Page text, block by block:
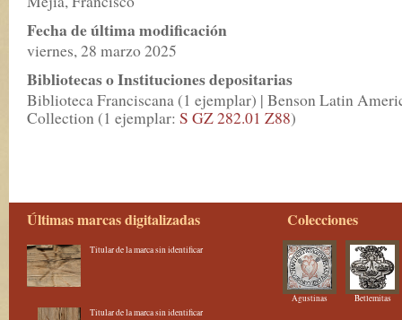
Fecha de última modificación
viernes, 28 marzo 2025
Bibliotecas o Instituciones depositarias
Biblioteca Franciscana (1 ejemplar) | Benson Latin
Collection (1 ejemplar: S GZ 282.01 Z88)
Últimas marcas digitalizadas
Titular de la marca sin identificar
Titular de la marca sin identificar
Colecciones
Agustinas Betlemitas